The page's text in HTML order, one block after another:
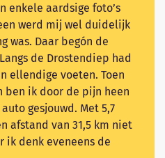
enkele aardsige foto’s
werd mij wel duidelijk
was. Daar begón de
de Drostendiep had
ellendige voeten. Toen
ben ik door de pijn heen
gesjouwd. Met 5,7
afstand van 31,5 km niet
ik denk eveneens de